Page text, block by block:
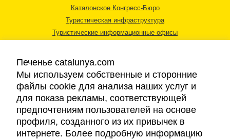
Каталонское Конгресс-Бюро
Туристическая инфраструктура
Туристические информационные офисы
Правовая информация
Cookies
Печенье catalunya.com
Мы используем собственные и сторонние
файлы cookie для анализа наших услуг и
для показа рекламы, соответствующей
предпочтениям пользователей на основе
профиля, созданного из их привычек в
интернете. Более подробную информацию